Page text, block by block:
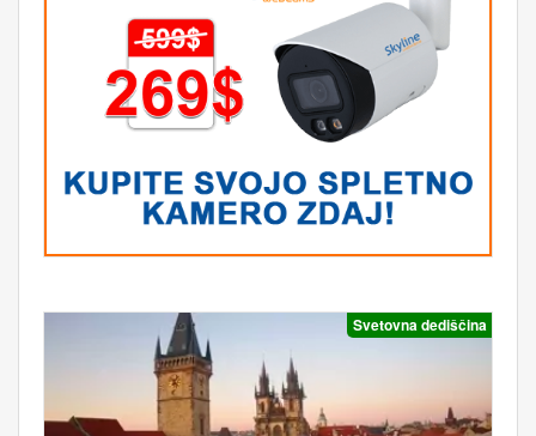
Svetovna dediščina